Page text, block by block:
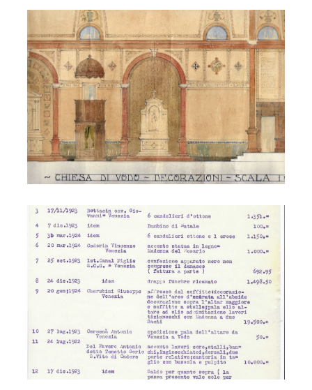
S. Lucia - decorazione
Chiesa di Vodo - beni mobili